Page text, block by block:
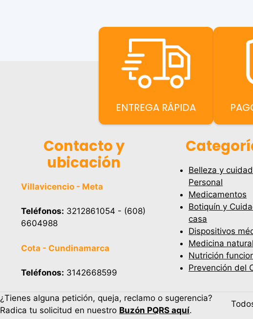
ENTREGA RÁPIDA
Contacto y
ubicación
Villavicencio - Meta
Teléfonos: 3212861054 - (608)
6604988
Cota - Cundinamarca
Teléfonos: 3142668599
Belleza y
Personal
Medicamentos
Botiquín y
casa
Dispositivos
Medicina natural
Nutrición
Prevención del
¿Tienes alguna petición, queja, reclamo o sugerencia?
Radica tu solicitud en nuestro Buzón PQRS aquí.